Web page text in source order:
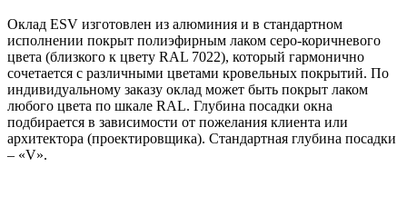
для
FTP_(CH)
78*
98
Оклад ESV изготовлен из алюминия и в стандартном
исполнении покрыт полиэфирным лаком серо-коричневого
цвета (близкого к цвету RAL 7022), который гармонично
сочетается с различными цветами кровельных покрытий. По
индивидуальному заказу оклад может быть покрыт лаком
любого цвета по шкале RAL. Глубина посадки окна
подбирается в зависимости от пожелания клиента или
архитектора (проектировщика). Стандартная глубина посадки
– «V».